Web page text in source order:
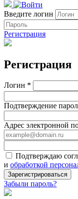
Введите логин
Регистрация
Регистрация
Логин *
Подтверждение
Адрес электронной
Подтверждаю
и обработкой
Зарегистрироваться
Забыли пароль?